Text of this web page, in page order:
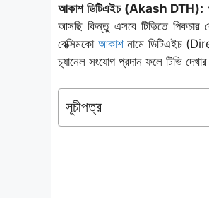
আকাশ ডিটিএইচ (Akash DTH):
আসছি কিন্তু এসবে টিভিতে পিকচার
বেক্সিমকো আকাশনামে ডিটিএইচ
চ্যানেল সংযোগ প্রদান ফলে টিভি
সূচীপত্র